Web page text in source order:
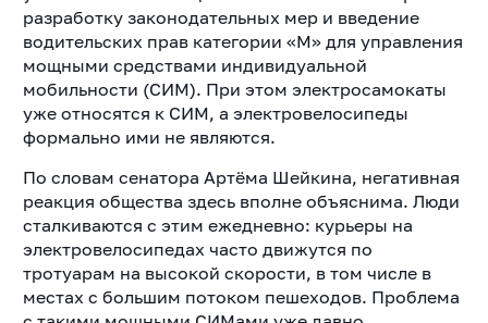
разработку законодательных мер и введение
водительских прав категории «М» для управления
мощными средствами индивидуальной
мобильности (СИМ). При этом электросамокаты
уже относятся к СИМ, а электровелосипеды
формально ими не являются.
По словам сенатора Артёма Шейкина, негативная
реакция общества здесь вполне объяснима. Люди
сталкиваются с этим ежедневно: курьеры на
электровелосипедах часто движутся по
тротуарам на высокой скорости, в том числе в
местах с большим потоком пешеходов. Проблема